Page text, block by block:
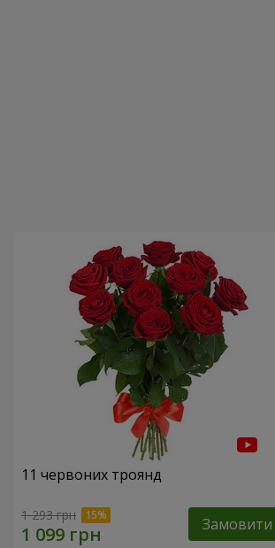
11 червоних троянд
1 293 грн Замовити